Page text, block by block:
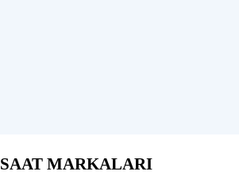
SAAT MARKALARI